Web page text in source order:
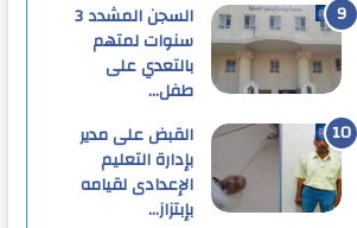
السجن المشدد 3
سنوات لمتهم
بالتعدي على
طفل…
القبض على مدير
بإدارة التعليم
الإعدادى لقيامه
بإبتزاز…